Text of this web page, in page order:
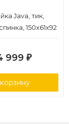
Java, тик,
150x61x92
999 ₽